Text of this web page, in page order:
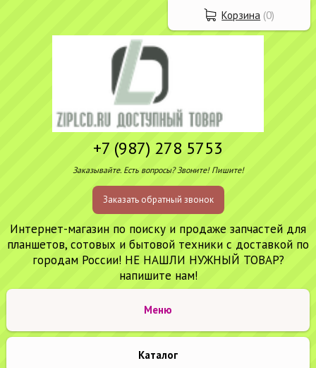
+7 (987) 278 5753
Заказывайте. Есть вопросы? Звоните! Пишите!
Заказать обратный звонок
Интернет-магазин по поиску и продаже запчастей для
планшетов, сотовых и бытовой техники с доставкой по
городам России! НЕ НАШЛИ НУЖНЫЙ ТОВАР?
напишите нам!
Каталог
Корзина (0)